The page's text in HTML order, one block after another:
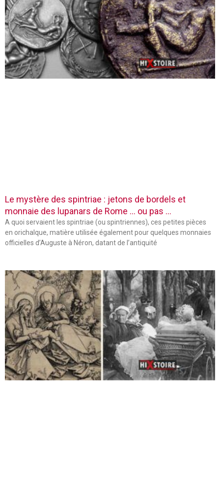
Le mystère des spintriae : jetons de bordels et
monnaie des lupanars de Rome … ou pas …
A quoi servaient les spintriae (ou spintriennes), ces petites pièces
en orichalque, matière utilisée également pour quelques monnaies
officielles d’Auguste à Néron, datant de l’antiquité